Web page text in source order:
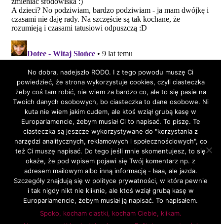
DIZAJNUCH NA FEJSIE
DIZAJNUCH NA INSTAGRAMIE
ZARCHIWUM D
No dobra, nadejszło RODO. I z tego powodu muszę Ci
powiedzieć, że strona wykorzystuje cookies, czyli ciasteczka
żeby coś tam robić, nie wiem za bardzo co, ale to się pasie na
Twoich danych osobowych, bo ciasteczka to dane osobowe. Ni
kuta nie wiem jakim cudem, ale ktoś wziął grubą kasę w
Europarlamencie, żebym musiał Ci to napisać. To piszę. Te
ciasteczka są jeszcze wykorzystywane do "korzystania z
narzędzi analitycznych, reklamowych i społecznościowych", co
też Ci muszę napisać. Do tego jeśli mnie skomentujesz, to się
okaże, że pod wpisem pojawi się Twój komentarz np. z
adresem mailowym albo inną informacją - łaaa, ale jazda.
Szczegóły znajdują się w polityce prywatności, w która pewnie
i tak nigdy nikt nie kliknie, ale ktoś wziął grubą kasę w
Europarlamencie, żebym musiał ją napisać. To napisałem.
Spoko, kocham ciastki, kocham Ciebie, klikam.